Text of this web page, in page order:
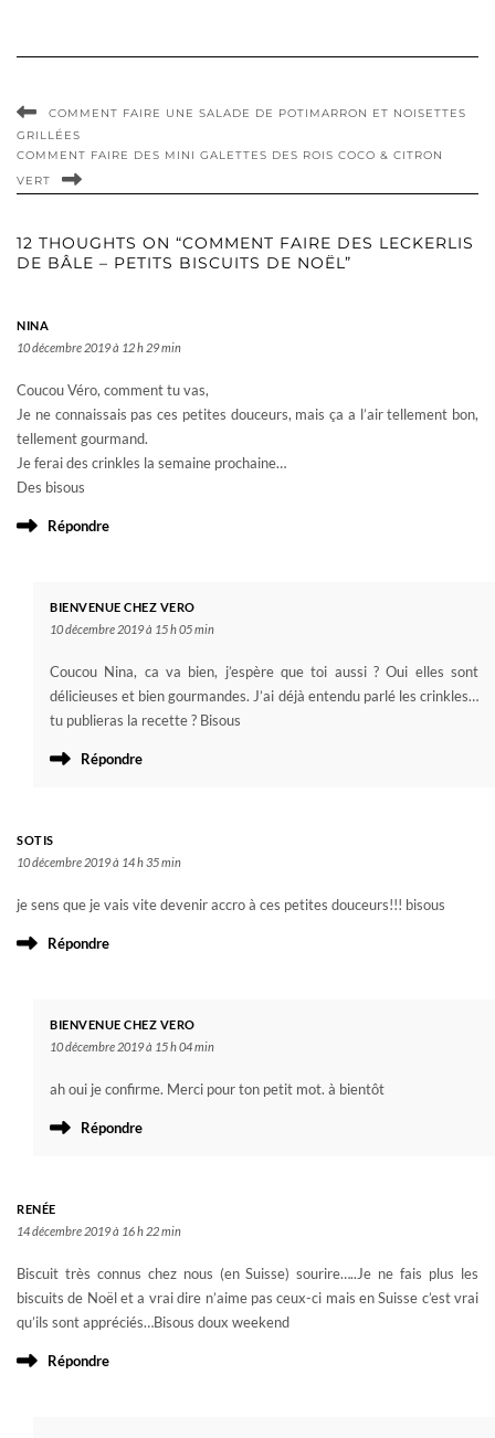
COMMENT FAIRE UNE SALADE DE POTIMARRON ET NOISETTES
GRILLÉES
COMMENT FAIRE DES MINI GALETTES DES ROIS COCO & CITRON
VERT
12 THOUGHTS ON “COMMENT FAIRE DES LECKERLIS
DE BÂLE – PETITS BISCUITS DE NOËL”
NINA
10 décembre 2019 à 12 h 29 min
Coucou Véro, comment tu vas,
Je ne connaissais pas ces petites douceurs, mais ça a l’air tellement bon,
tellement gourmand.
Je ferai des crinkles la semaine prochaine…
Des bisous
Répondre
BIENVENUE CHEZ VERO
10 décembre 2019 à 15 h 05 min
Coucou Nina, ca va bien, j’espère que toi aussi ? Oui elles sont
délicieuses et bien gourmandes. J’ai déjà entendu parlé les crinkles…
tu publieras la recette ? Bisous
Répondre
SOTIS
10 décembre 2019 à 14 h 35 min
je sens que je vais vite devenir accro à ces petites douceurs!!! bisous
Répondre
BIENVENUE CHEZ VERO
10 décembre 2019 à 15 h 04 min
ah oui je confirme. Merci pour ton petit mot. à bientôt
Répondre
RENÉE
14 décembre 2019 à 16 h 22 min
Biscuit très connus chez nous (en Suisse) sourire…..Je ne fais plus les
biscuits de Noël et a vrai dire n’aime pas ceux-ci mais en Suisse c’est vrai
qu’ils sont appréciés…Bisous doux weekend
Répondre